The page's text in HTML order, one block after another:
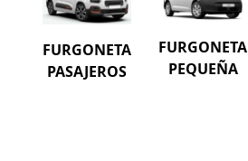
FURGONETA
PASAJEROS
FURGONETA
PEQUEÑA